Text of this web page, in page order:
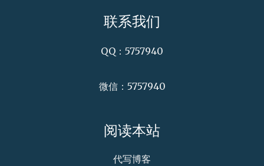
联系我们
QQ：5757940
微信：5757940
阅读本站
代写博客